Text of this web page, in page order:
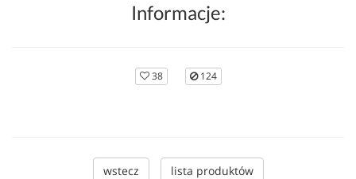
Informacje:
38 124
wstecz lista produktów